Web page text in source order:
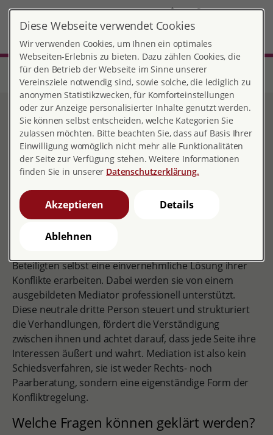
DE
Start Baden-Württemberg
Beratungsstelle Singen
Unsere Angebote
Mediation
Mediation
pro familia Singen bietet Mediation an. Unser Angebot
richtet sich an Paare in der Trennungs- oder
Scheidungsphase.
Was ist Mediation?
Beteiligten selbst eine einvernehmliche Lösung ihrer
Konflikte erarbeiten. Dabei werden sie von einem
ausgebildeten Mediator professionell unterstützt.
Diese neutrale dritte Person steuert und strukturiert
die Verhandlungen, fördert die Verständigung
zwischen ihnen und achtet darauf, dass jede Seite ihre
Interessen äußert und wahrt. Mediation ist also kein
Schiedsverfahren, sie ist weder Rechts- noch
Paarberatung, sondern eine eigenständige Form der
Konfliktregelung.
Welche Fragen können geklärt werden?
Diese Webseite verwendet Cookies
Wir verwenden Cookies, um Ihnen ein optimales
Webseiten-Erlebnis zu bieten. Dazu zählen Cookies, die
für den Betrieb der Webseite im Sinne unserer
Vereinsziele notwendig sind, sowie solche, die lediglich zu
anonymen Statistikzwecken, für Komforteinstellungen
oder zur Anzeige personalisierter Inhalte genutzt werden.
Sie können selbst entscheiden, welche Kategorien Sie
zulassen möchten. Bitte beachten Sie, dass auf Basis Ihrer
Einwilligung womöglich nicht mehr alle Funktionalitäten
der Seite zur Verfügung stehen. Weitere Informationen
finden Sie in unserer Datenschutzerklärung.
Akzeptieren Details
Ablehnen